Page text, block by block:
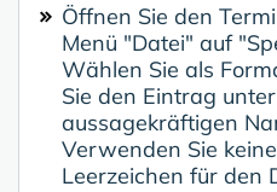
Öffnen Sie den
Menü "Datei" auf
Wählen Sie als
Sie den Eintrag
aussagekräftigen
Verwenden Sie
Leerzeichen für den